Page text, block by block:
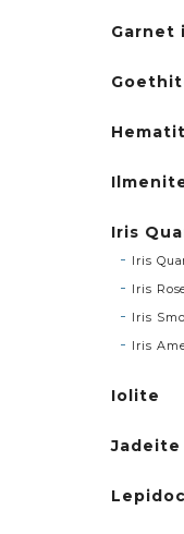
Garnet
Iris
Iris
Iris
Iris
Iris
Iolite
Jadeite